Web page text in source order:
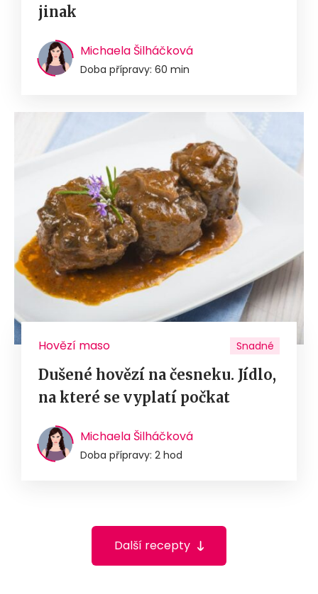
jinak
Michaela Šilháčková
Doba přípravy: 60 min
Hovězí maso Snadné
Dušené hovězí na česneku. Jídlo,
na které se vyplatí počkat
Michaela Šilháčková
Doba přípravy: 2 hod
Další recepty